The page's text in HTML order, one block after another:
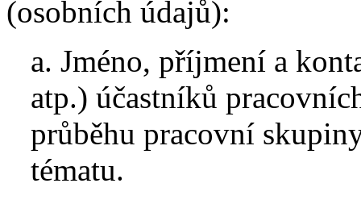
(osobních údajů):
a. Jméno, příjmení a
atp.) účastníků
průběhu pracovní
tématu.